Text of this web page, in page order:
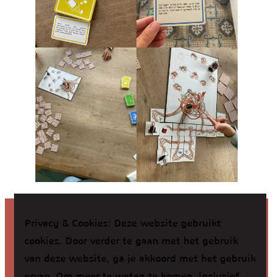
Helder Kindercoaching –Contactformulier
Facebook
Instagram
Privacy & Cookies: Deze website gebruikt
cookies. Door verder te gaan met het gebruik
van deze website, ga je akkoord met het gebruik